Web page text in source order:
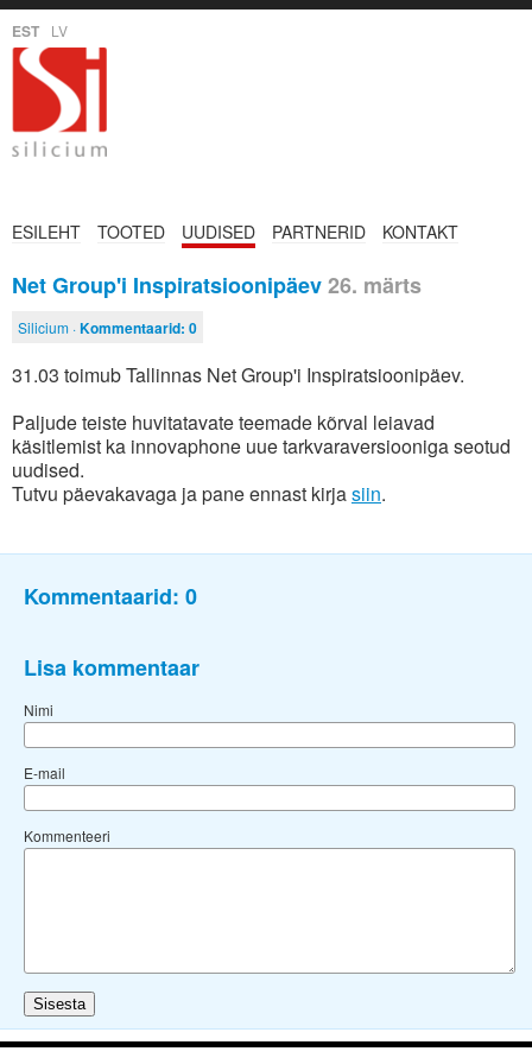
EST LV
ESILEHT TOOTED UUDISED PARTNERID KONTAKT
Net Group'i Inspiratsioonipäev26. märts
Silicium ·Kommentaarid: 0
31.03 toimub Tallinnas Net Group'i Inspiratsioonipäev.
Paljude teiste huvitatavate teemade kõrval leiavad
käsitlemist ka innovaphone uue tarkvaraversiooniga seotud
uudised.
Tutvu päevakavaga ja pane ennast kirjasiin.
Kommentaarid: 0
Lisa kommentaar
Nimi
E-mail
Kommenteeri